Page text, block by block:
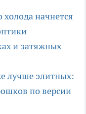
начнется
и затяжных
лучше элитных:
по версии